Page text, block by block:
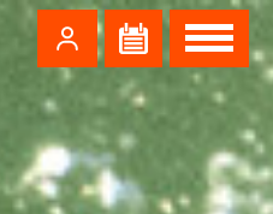
Zum Footer springen